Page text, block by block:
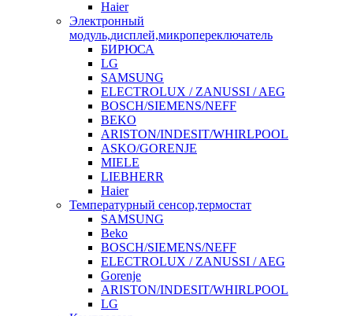
Haier
Электронный
модуль,дисплей,микропереключатель
БИРЮСА
LG
SAMSUNG
ELECTROLUX / ZANUSSI / AEG
BOSCH/SIEMENS/NEFF
BEKO
ARISTON/INDESIT/WHIRLPOOL
ASKO/GORENJE
MIELE
LIEBHERR
Haier
Температурный сенсор,термостат
SAMSUNG
Beko
BOSCH/SIEMENS/NEFF
ELECTROLUX / ZANUSSI / AEG
Gorenje
ARISTON/INDESIT/WHIRLPOOL
LG